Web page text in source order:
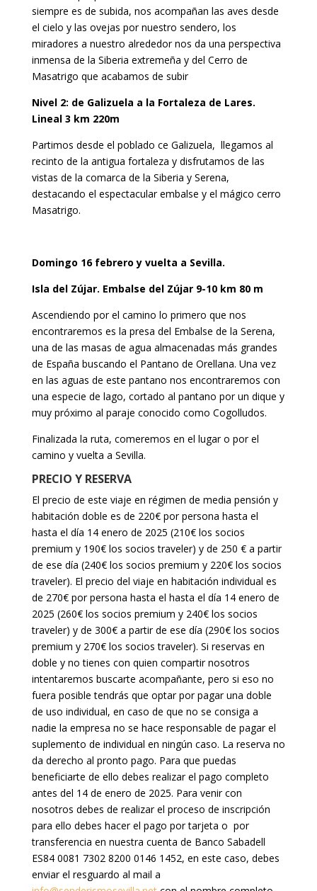
siempre es de subida, nos acompañan las aves desde
el cielo y las ovejas por nuestro sendero, los
miradores a nuestro alrededor nos da una perspectiva
inmensa de la Siberia extremeña y del Cerro de
Masatrigo que acabamos de subir
Nivel 2: de Galizuela a la Fortaleza de Lares.
Lineal 3 km 220m
Partimos desde el poblado ce Galizuela, llegamos al
recinto de la antigua fortaleza y disfrutamos de las
vistas de la comarca de la Siberia y Serena,
destacando el espectacular embalse y el mágico cerro
Masatrigo.
Domingo 16 febrero y vuelta a Sevilla.
Isla del Zújar. Embalse del Zújar 9-10 km 80 m
Ascendiendo por el camino lo primero que nos
encontraremos es la presa del Embalse de la Serena,
una de las masas de agua almacenadas más grandes
de España buscando el Pantano de Orellana. Una vez
en las aguas de este pantano nos encontraremos con
una especie de lago, cortado al pantano por un dique y
muy próximo al paraje conocido como Cogolludos.
Finalizada la ruta, comeremos en el lugar o por el
camino y vuelta a Sevilla.
PRECIO Y RESERVA
El precio de este viaje en régimen de media pensión y
habitación doble es de 220€ por persona hasta el
hasta el día 14 enero de 2025 (210€ los socios
premium y 190€ los socios traveler) y de 250 € a partir
de ese día (240€ los socios premium y 220€ los socios
traveler). El precio del viaje en habitación individual es
de 270€ por persona hasta el hasta el día 14 enero de
2025 (260€ los socios premium y 240€ los socios
traveler) y de 300€ a partir de ese día (290€ los socios
premium y 270€ los socios traveler). Si reservas en
doble y no tienes con quien compartir nosotros
intentaremos buscarte acompañante, pero si eso no
fuera posible tendrás que optar por pagar una doble
de uso individual, en caso de que no se consiga a
nadie la empresa no se hace responsable de pagar el
suplemento de individual en ningún caso. La reserva no
da derecho al pronto pago. Para que puedas
beneficiarte de ello debes realizar el pago completo
antes del 14 de enero de 2025. Para venir con
nosotros debes de realizar el proceso de inscripción
para ello debes hacer el pago por tarjeta o por
transferencia en nuestra cuenta de Banco Sabadell
ES84 0081 7302 8200 0146 1452, en este caso, debes
enviar el resguardo al mail a